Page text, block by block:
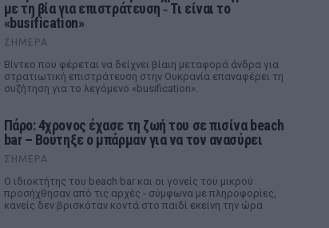
με τη βία για επιστράτευση ‑ Τι είναι το
«busification»
ΣΉΜΕΡΑ
Βίντεο που φέρεται να δείχνει βίαιη μεταφορά άνδρα για
στρατιωτική επιστράτευση στην Ουκρανία επαναφέρει τη
συζήτηση για το λεγόμενο «busification».
Πάρο: 4χρονος έχασε τη ζωή του σε πισίνα beach
bar – Βούτηξε ο μπάρμαν για να τον ανασύρει
ΣΉΜΕΡΑ
Ο ιδιοκτήτης του beach bar και οι γονείς του μικρού
προσήχθησαν από τις αρχές - σύμφωνα με πληροφορίες,
κανείς δεν βρισκόταν κοντά στο παιδί εκείνη την ώρα